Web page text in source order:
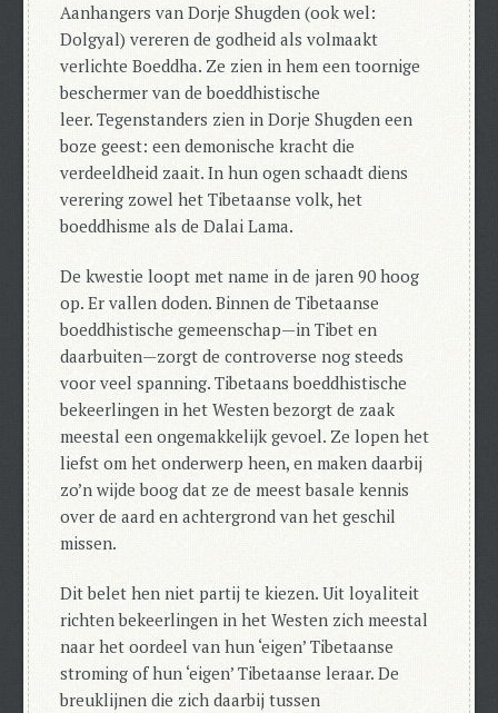
Aanhangers van Dorje Shugden (ook wel:
Dolgyal) vereren de godheid als volmaakt
verlichte Boeddha. Ze zien in hem een toornige
beschermer van de boeddhistische
leer.Tegenstanders zien in Dorje Shugden een
boze geest: een demonische kracht die
verdeeldheid zaait. In hun ogen schaadt diens
verering zowel het Tibetaanse volk, het
boeddhisme als de Dalai Lama.
De kwestie loopt met name in de jaren 90 hoog
op. Er vallen doden. Binnen de Tibetaanse
boeddhistische gemeenschap—in Tibet en
daarbuiten—zorgt de controverse nog steeds
voor veel spanning.Tibetaans boeddhistische
bekeerlingen in het Westen bezorgt de zaak
meestal een ongemakkelijk gevoel. Ze lopen het
liefst om het onderwerp heen, en maken daarbij
zo’n wijde boog dat ze de meest basale kennis
over de aard en achtergrond van het geschil
missen.
Dit belet hen niet partij te kiezen. Uit loyaliteit
richten bekeerlingen in het Westen zich meestal
naar het oordeel van hun ‘eigen’ Tibetaanse
stroming of hun ‘eigen’ Tibetaanse leraar.De
breuklijnen die zich daarbij tussen